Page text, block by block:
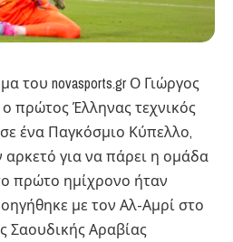
του novasports.gr Ο Γιώργος
πρώτος Έλληνας τεχνικός
ένα Παγκόσμιο Κύπελλο,
για να πάρει η ομάδα
πρώτο ημίχρονο ήταν
με τον Αλ-Αμρί στο
Σαουδικής Αραβίας